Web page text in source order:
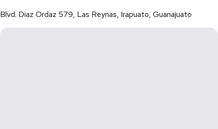
Blvd. Diaz Ordaz 579, Las Reynas, Irapuato, Guanajuato